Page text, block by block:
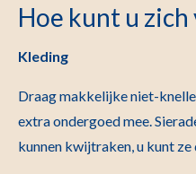
Hoe kunt u
Kleding
Draag makkelijke niet-
extra ondergoed mee.
kunnen kwijtraken, u kunt